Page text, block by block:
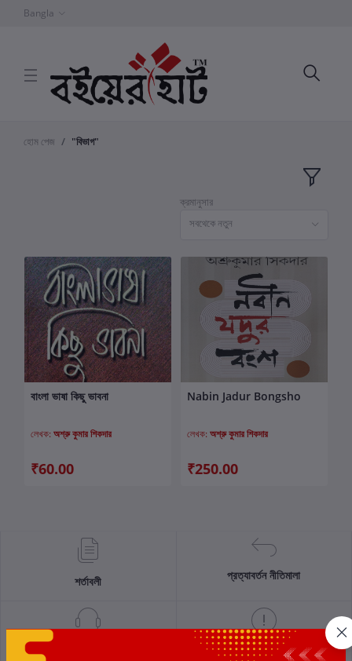
Bangla
হোম পেজ "বিভাগ"
ক্রমানুসার
সবথেকে নতুন
কার্টে যোগ করুন
বাংলা ভাষা কিছু ভাবনা
লেখক: অশ্রু কুমার শিকদার
₹60.00
কার্টে যোগ করুন
Nabin Jadur Bongsho
লেখক: অশ্রু কুমার শিকদার
₹250.00
শর্তাবলী প্রত্যাবর্তন নীতিমালা
গোপনীয়তা নীতি